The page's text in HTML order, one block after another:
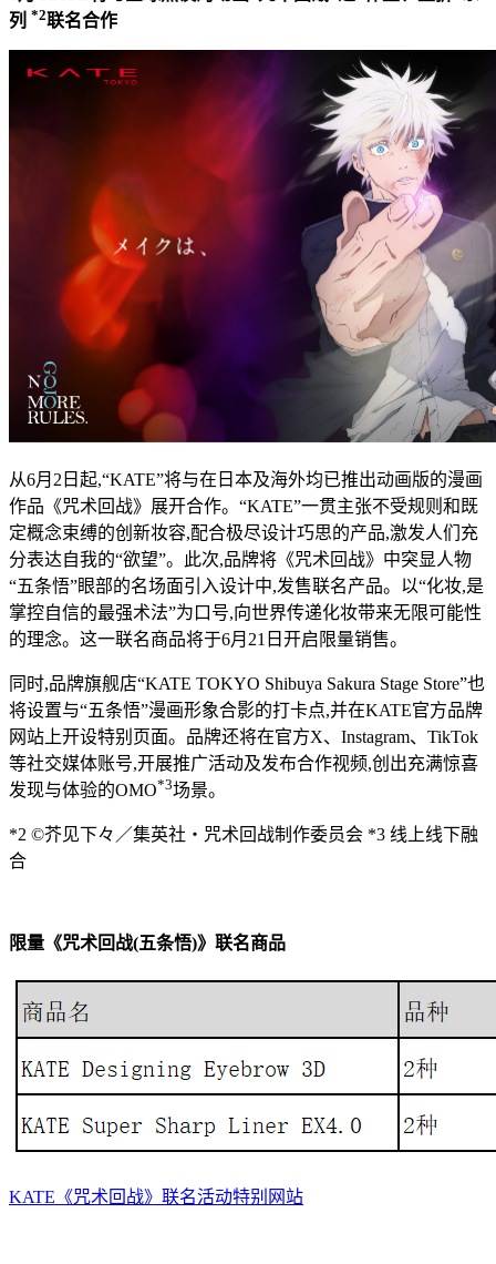
列 *2联名合作
从6月2日起,“KATE”将与在日本及海外均已推出动画版的漫画
作品《咒术回战》展开合作。“KATE”一贯主张不受规则和既
定概念束缚的创新妆容,配合极尽设计巧思的产品,激发人们充
分表达自我的“欲望”。此次,品牌将《咒术回战》中突显人物
“五条悟”眼部的名场面引入设计中,发售联名产品。以“化妆,是
掌控自信的最强术法”为口号,向世界传递化妆带来无限可能性
的理念。这一联名商品将于6月21日开启限量销售。
同时,品牌旗舰店“KATE TOKYO Shibuya Sakura Stage Store”也
将设置与“五条悟”漫画形象合影的打卡点,并在KATE官方品牌
网站上开设特别页面。品牌还将在官方X、Instagram、TikTok
等社交媒体账号,开展推广活动及发布合作视频,创出充满惊喜
发现与体验的OMO*3场景。
*2 ©芥见下々／集英社・咒术回战制作委员会 *3 线上线下融
合
限量《咒术回战(五条悟)》联名商品
KATE《咒术回战》联名活动特别网站